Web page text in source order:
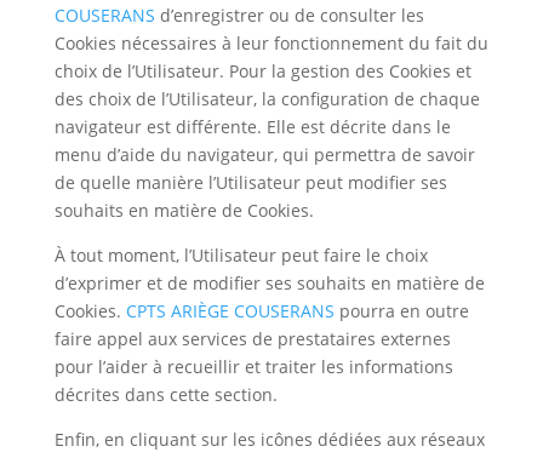
COUSERANS d’enregistrer ou de consulter les
Cookies nécessaires à leur fonctionnement du fait du
choix de l’Utilisateur. Pour la gestion des Cookies et
des choix de l’Utilisateur, la configuration de chaque
navigateur est différente. Elle est décrite dans le
menu d’aide du navigateur, qui permettra de savoir
de quelle manière l’Utilisateur peut modifier ses
souhaits en matière de Cookies.
À tout moment, l’Utilisateur peut faire le choix
d’exprimer et de modifier ses souhaits en matière de
Cookies. CPTS ARIÈGE COUSERANS pourra en outre
faire appel aux services de prestataires externes
pour l’aider à recueillir et traiter les informations
décrites dans cette section.
Enfin, en cliquant sur les icônes dédiées aux réseaux